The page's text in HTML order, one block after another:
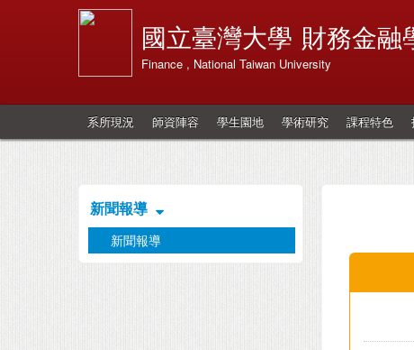
國立臺灣大學 財務金融
Finance , National Taiwan University
系所現況 師資陣容 學生園地 學術研究 課程特色
新聞報導
新聞報導